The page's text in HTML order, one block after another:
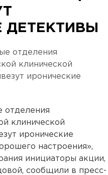
ДЕТЕКТИВЫ
отделения
клинической
иронические
клинической
иронические
настроения»,
инициаторы акции,
сообщили в пресс-